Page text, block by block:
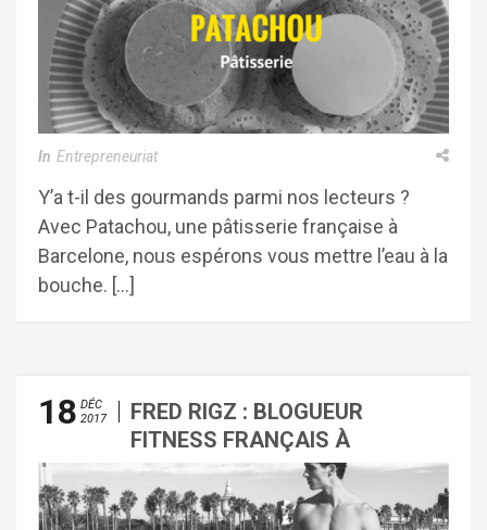
In Entrepreneuriat
Y’a t-il des gourmands parmi nos lecteurs ?
Avec Patachou, une pâtisserie française à
Barcelone, nous espérons vous mettre l’eau à la
bouche. […]
18 DÉC
2017
FRED RIGZ : BLOGUEUR
FITNESS FRANÇAIS À
BARCELONE